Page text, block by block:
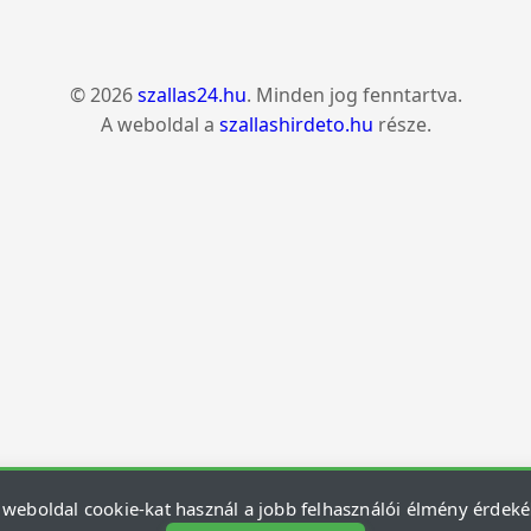
© 2026szallas24.hu. Minden jog fenntartva.
A weboldal a szallashirdeto.hu része.
weboldal cookie-kat használ a jobb felhasználói élmény